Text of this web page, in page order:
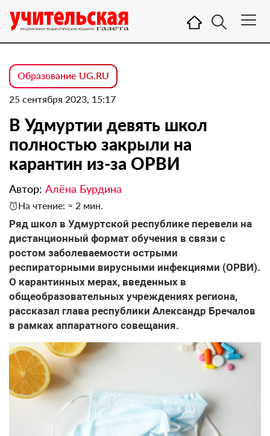
Образование UG.RU
25 сентября 2023, 15:17
В Удмуртии девять школ
полностью закрыли на
карантин из-за ОРВИ
Автор: Алёна Бурдина
На чтение: ≈ 2 мин.
Ряд школ в Удмуртской республике перевели на
дистанционный формат обучения в связи с
ростом заболеваемости острыми
респираторными вирусными инфекциями (ОРВИ).
О карантинных мерах, введенных в
общеобразовательных учреждениях региона,
рассказал глава республики Александр Бречалов
в рамках аппаратного совещания.